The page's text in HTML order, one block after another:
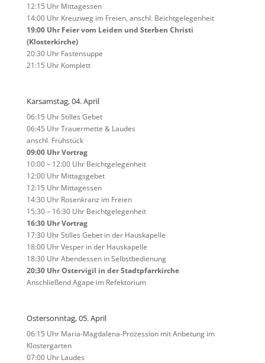
12:15 Uhr Mittagessen
14:00 Uhr Kreuzweg im Freien, anschl. Beichtgelegenheit
19:00 Uhr Feier vom Leiden und Sterben Christi
(Klosterkirche)
20:30 Uhr Fastensuppe
21:15 Uhr Komplett
Karsamstag, 04. April
06:15 Uhr Stilles Gebet
06:45 Uhr Trauermette & Laudes
anschl. Frühstück
09:00 Uhr Vortrag
10:00 – 12:00 Uhr Beichtgelegenheit
12:00 Uhr Mittagsgebet
12:15 Uhr Mittagessen
14:30 Uhr Rosenkranz im Freien
15:30 – 16:30 Uhr Beichtgelegenheit
16:30 Uhr Vortrag
17:30 Uhr Stilles Gebet in der Hauskapelle
18:00 Uhr Vesper in der Hauskapelle
18:30 Uhr Abendessen in Selbstbedienung
20:30 Uhr Ostervigil in der Stadtpfarrkirche
Anschließend Agape im Refektorium
Ostersonntag, 05. April
06:15 Uhr Maria-Magdalena-Prozession mit Anbetung im
Klostergarten
07:00 Uhr Laudes